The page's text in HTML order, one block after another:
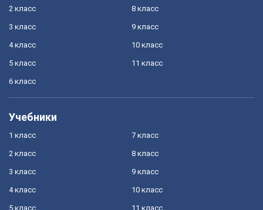
2 класс
3 класс
4 класс
5 класс
6 класс
8 класс
9 класс
10 класс
11 класс
Учебники
1 класс
2 класс
3 класс
4 класс
5 класс
7 класс
8 класс
9 класс
10 класс
11 класс